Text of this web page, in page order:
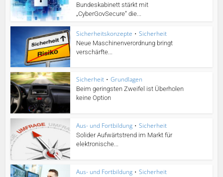
Bundeskabinett stärkt mit
„CyberGovSecure“ die...
Sicherheitskonzepte • Sicherheit
Neue Maschinenverordnung bringt
verschärfte...
Sicherheit • Grundlagen
Beim geringsten Zweifel ist Überholen
keine Option
Aus- und Fortbildung • Sicherheit
Solider Aufwärtstrend im Markt für
elektronische...
Aus- und Fortbildung • Sicherheit